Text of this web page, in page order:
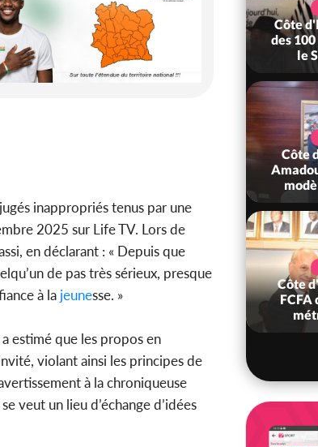
inappropriés tenus par une
2025 sur Life TV. Lors de
en déclarant : « Depuis que
de pas très sérieux, presque
à la jeunesse. »
estimé que les propos en
violant ainsi les principes de
à la chroniqueuse
veut un lieu d’échange d’idées
SOCIÉTÉ
Côte d'Ivoire : Fin du rachat
des 100 000 tonnes de cacao,
le SYNARFA-CI co...
POLITIQUE
Côte d'Ivoire : 23 milliards
FCFA de la France pour le
Côte
de fer
le
Côte
Côte
pas